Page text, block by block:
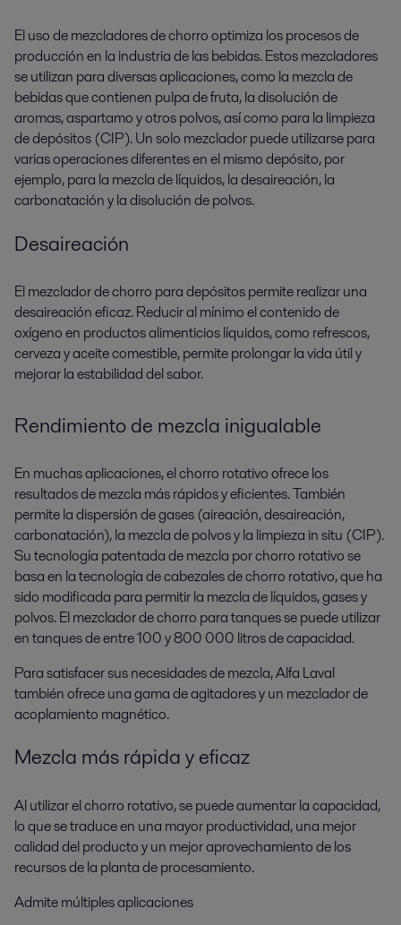
El uso de mezcladores de chorro optimiza los procesos de
producción en la industria de las bebidas. Estos mezcladores
se utilizan para diversas aplicaciones, como la mezcla de
bebidas que contienen pulpa de fruta, la disolución de
aromas, aspartamo y otros polvos, así como para la limpieza
de depósitos (CIP). Un solo mezclador puede utilizarse para
varias operaciones diferentes en el mismo depósito, por
ejemplo, para la mezcla de líquidos, la desaireación, la
carbonatación y la disolución de polvos.
Desaireación
El mezclador de chorro para depósitos permite realizar una
desaireación eficaz. Reducir al mínimo el contenido de
oxígeno en productos alimenticios líquidos, como refrescos,
cerveza y aceite comestible, permite prolongar la vida útil y
mejorar la estabilidad del sabor.
Rendimiento de mezcla inigualable
En muchas aplicaciones, el chorro rotativo ofrece los
resultados de mezcla más rápidos y eficientes. También
permite la dispersión de gases (aireación, desaireación,
carbonatación), la mezcla de polvos y la limpieza in situ (CIP).
Su tecnología patentada de mezcla por chorro rotativo se
basa en la tecnología de cabezales de chorro rotativo, que ha
sido modificada para permitir la mezcla de líquidos, gases y
polvos. El mezclador de chorro para tanques se puede utilizar
en tanques de entre 100 y 800 000 litros de capacidad.
Para satisfacer sus necesidades de mezcla, Alfa Laval
también ofrece una gama de agitadores y un mezclador de
acoplamiento magnético.
Mezcla más rápida y eficaz
Al utilizar el chorro rotativo, se puede aumentar la capacidad,
lo que se traduce en una mayor productividad, una mejor
calidad del producto y un mejor aprovechamiento de los
recursos de la planta de procesamiento.
Admite múltiples aplicaciones